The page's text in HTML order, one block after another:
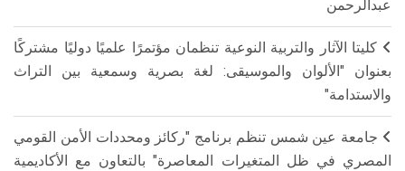
عبدالرحمن
كليتا الآثار والتربية النوعية تنظمان مؤتمرًا علميًا دوليًا مشتركًا
بعنوان "الألوان والموسيقى: لغة بصرية وسمعية بين التراث
والاستدامة"
جامعة عين شمس تنظم برنامج "ركائز ومحددات الأمن القومي
المصري في ظل المتغيرات المعاصرة" بالتعاون مع الأكاديمية